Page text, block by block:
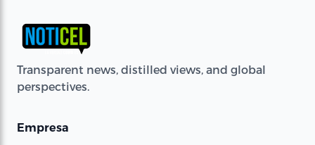
Transparent news, distilled views, and global
perspectives.
Empresa